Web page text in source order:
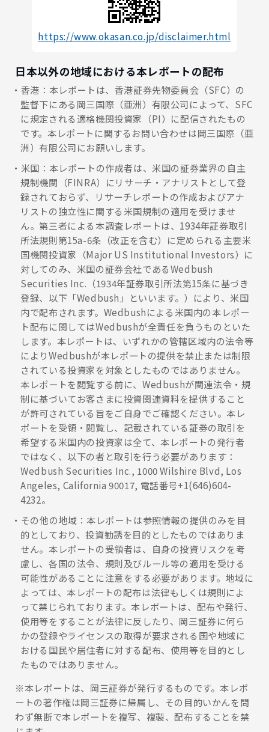
https://www.okasan.co.jp/disclaimer.html
日本以外の地域における本レポートの配布
香港：本レポートは、香港証券先物委員会（SFC）の
監督下にある岡三国際（亜洲）有限公司によって、SFC
に規定される適格機関投資家（PI）に配信されたもの
です。本レポートに関するお問い合わせは岡三国際（亜
洲）有限公司にお願いします。
米国：本レポートの作成者は、米国の証券業界の自主
規制機関（FINRA）にリサーチ・アナリストとして登
録されておらず、リサーチレポートの作成およびアナ
リストの独立性に関する米国規制の適用を受けませ
ん。第三者による本調査レポートは、1934年証券取引
所法規則第15a-6条（改正を含む）に定められる主要米
国機関投資家（Major US Institutional Investors）に
対してのみ、米国の証券会社であるWedbush
Securities Inc.（1934年証券取引所法第15条に基づき
登録、以下「Wedbush」といいます。）により、米国
内で配布されます。Wedbushによる米国内の本レポー
ト配布に関してはWedbushが全責任を負うものといた
します。本レポートは、いずれかの管轄区域内の法令等
によりWedbushが本レポートの提供を禁止または制限
されている投資家を対象としたものではありません。
本レポートを閲覧する前に、Wedbushが関連法令・規
制に基づいてお客さまに投資関連資料を提供すること
が許可されている旨をご自身でご確認ください。本レ
ポートを受領・閲覧し、記載されている証券の取引を
希望する米国内の投資家は全て、本レポートの発行者
ではなく、以下の者と取引を行う必要があります：
Wedbush Securities Inc., 1000 Wilshire Blvd, Los
Angeles, California 90017, 電話番号+1(646)604-
4232。
その他の地域：本レポートは参照情報の提供のみを目
的としており、投資勧誘を目的としたものではありま
せん。本レポートの受領者は、自身の投資リスクを考
慮し、各国の法令、規則及びルール等の適用を受ける
可能性があることに注意をする必要があります。地域に
よっては、本レポートの配布は法律もしくは規則によ
って禁じられております。本レポートは、配布や発行、
使用等をすることが法律に反したり、岡三証券に何ら
かの登録やライセンスの取得が要求される国や地域に
おける国民や居住者に対する配布、使用等を目的とし
たものではありません。
※本レポートは、岡三証券が発行するものです。本レポ
ートの著作権は岡三証券に帰属し、その目的いかんを問
わず無断で本レポートを複写、複製、配布することを禁